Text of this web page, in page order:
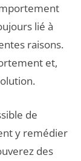
lié à
raisons.
et,
de
y remédier
des